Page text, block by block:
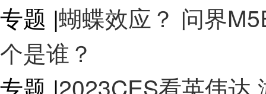
专题 |蝴蝶效应？ 问界
个是谁？
专题 |2023CES看英伟达